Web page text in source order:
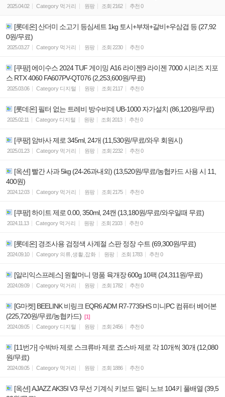
2025.04.02 Category 먹거리 원팡 조회 2162 추천 0
[롯데온] 산더미 소고기 등심세트 1kg 토시+부채+갈비+우삼겹 등 (27,92
0원/무료)
2025.03.27 Category 먹거리 원팡 조회 2230 추천 0
[쿠팡] 에이수스 2024 TUF 게이밍 A16 라이젠9 라이젠 7000 시리즈 지포
스 RTX 4060 FA607PV-QT076 (2,253,600원/무료)
2025.03.06 Category 디지털 원팡 조회 2117 추천 0
[롯데온] 필터 없는 트레비 방수비데 UB-1000 자가설치 (86,120원/무료)
2025.02.11 Category 디지털 원팡 조회 2013 추천 0
[쿠팡] 암바사 제로 345ml, 24개 (11,530원/무료/와우 회원시)
2025.01.23 Category 먹거리 원팡 조회 2232 추천 0
[옥션] 빨간 사과 5kg (24-26과내외) (13,520원/무료/농협카드 사용 시 11,
400원)
2024.12.03 Category 먹거리 원팡 조회 2175 추천 0
[쿠팡] 하이트 제로 0.00, 350ml, 24캔 (13,180원/무료/와우일때 무료)
2024.11.13 Category 먹거리 원팡 조회 2103 추천 0
[롯데온] 경조사용 검정색 사계절 스판 정장 수트 (69,300원/무료)
2024.09.10 Category 의류,생활,잡화 원팡 조회 1783 추천 0
[알리익스프레스] 원할머니 명품 육개장 600g 10팩 (24,311원/무료)
2024.09.09 Category 먹거리 원팡 조회 1782 추천 0
[G마켓] BEELINK 비링크 EQR6 ADM R7-7735HS 미니PC 컴퓨터 베어본
(225,720원/무료/농협카드) [1]
2024.09.05
Category 디지털 원팡 조회 2456 추천 0
[11번가] 수박바 제로 스크류바 제로 죠스바 제로 각 10개씩 30개 (12,080
원/무료)
2024.09.05 Category 먹거리 원팡 조회 1886 추천 0
[옥션] AJAZZ AK35I V3 무선 기계식 키보드 멀티 노브 104키 풀배열 (39,5